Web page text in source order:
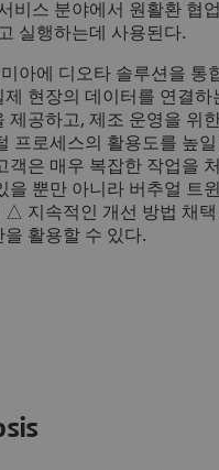
비스 분야에서 원활환 협
실행하는데 사용된다.
아에 디오타 솔루션을 통
현장의 데이터를 연결하
제공하고, 제조 운영을 위
프로세스의 활용도를 높
객은 매우 복잡한 작업을
을 뿐만 아니라 버추얼 트
△ 지속적인 개선 방법 채
활용할 수 있다.